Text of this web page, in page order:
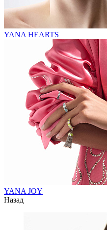
YANA HEARTS
YANA JOY
Назад